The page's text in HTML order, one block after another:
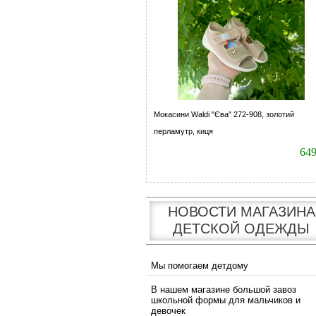
Мокасини Waldi "Єва" 272-908, золотий
перламутр, киця
НОВОСТИ МАГАЗИНА
ДЕТСКОЙ ОДЕЖДЫ
Мы помогаем детдому
В нашем магазине большой завоз
школьной формы для мальчиков и
девочек